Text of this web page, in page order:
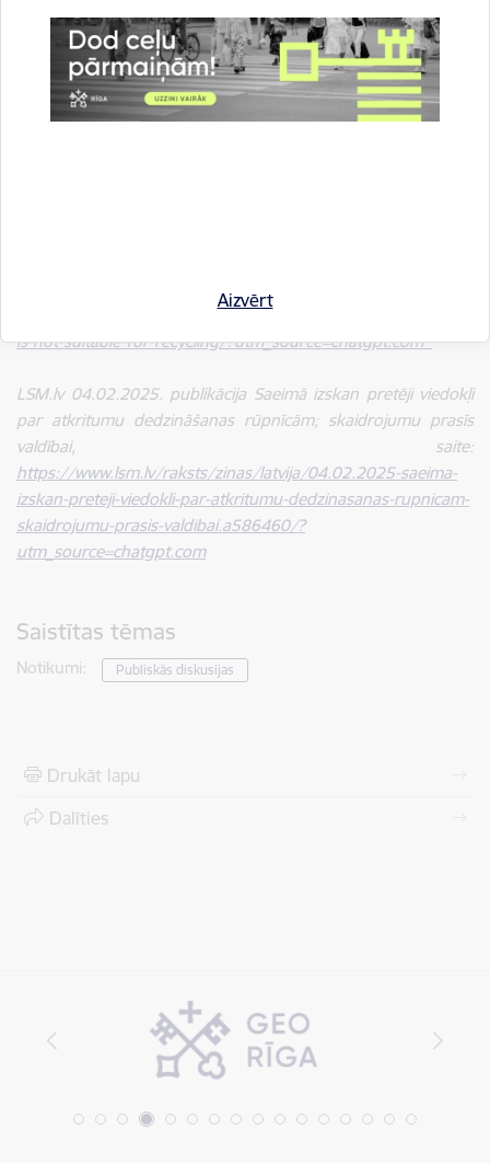
Aizvērt
“Getliņi EKO” Facebooklapā.
Papildu informācija: Edgars Butāns, Korporatīvās
GREN pasūtījuma, saite:
people-in-latvia-support-recovering-energy-from-waste-that-
is-not-suitable-for-recycling/?utm_source=chatgpt.com^
LSM.lv 04.02.2025. publikācija Saeimā izskan pretēji viedokļi
par atkritumu dedzināšanas rūpnīcām; skaidrojumu prasīs
valdībai, saite:
https://www.lsm.lv/raksts/zinas/latvija/04.02.2025-saeima-
izskan-preteji-viedokli-par-atkritumu-dedzinasanas-rupnicam-
skaidrojumu-prasis-valdibai.a586460/?
utm_source=chatgpt.com
Saistītas tēmas
Notikumi: Publiskās diskusijas
Drukāt lapu
Dalīties